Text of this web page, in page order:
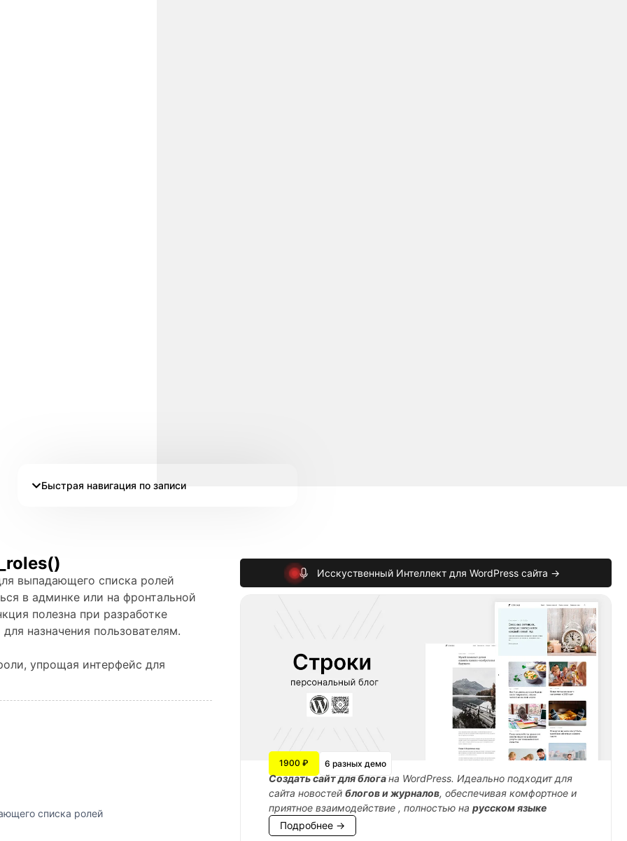
Быстрая навигация по записи
выпадающего списка ролей
в админке или на фронтальной
полезна при разработке
назначения пользователям.
упрощая интерфейс для
списка ролей
Исскуственный Интеллект для WordPress сайта →
1900 ₽ 6 разных демо
Cоздать сайт для блогана WordPress. Идеально подходит для
сайта новостейблогов и журналов, обеспечивая комфортное и
приятное взаимодействие , полностью нарусском языке
Подробнее →